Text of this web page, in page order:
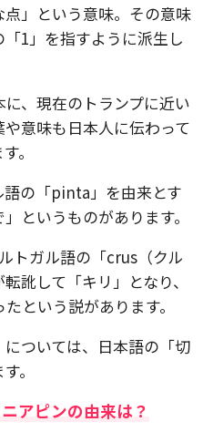
」という意味。その意味
1」を指すように派生し
、現在のトランプに近い
意味も日本人に伝わって
。
の「pinta」を由来とす
というものがあります。
トガル語の「crus（クル
訛して「キリ」となり、
という説があります。
ついては、日本語の「切
。
アピンの由来は？